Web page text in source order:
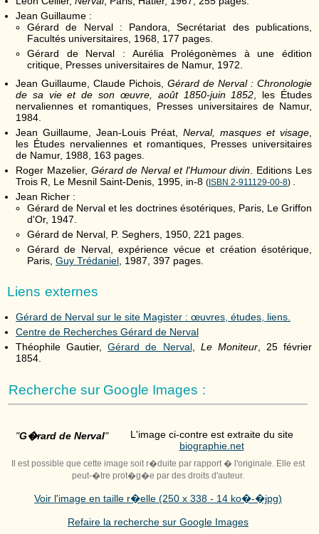
Jean Guillaume :
Gérard de Nerval : Pandora, Secrétariat des publications,
Facultés universitaires, 1968, 177 pages.
Gérard de Nerval : Aurélia Prolégonèmes à une édition
critique, Presses universitaires de Namur, 1972.
Jean Guillaume, Claude Pichois, Gérard de Nerval : Chronologie
de sa vie et de son œuvre, août 1850-juin 1852 , les Études
nervaliennes et romantiques, Presses universitaires de Namur,
1984.
Jean Guillaume, Jean-Louis Préat, Nerval, masques et visage
les Études nervaliennes et romantiques, Presses universitaires
de Namur, 1988, 163 pages.
Roger Mazelier, Gérard de Nerval et l'Humour divin . Editions Les
Trois R, Le Mesnil Saint-Denis, 1995, in-8 (ISBN 2-911129-00-8)
Jean Richer :
Gérard de Nerval et les doctrines ésotériques, Paris, Le Griffon
d'Or, 1947.
Gérard de Nerval, P. Seghers, 1950, 221 pages.
Gérard de Nerval, expérience vécue et création ésotérique,
Paris, Guy Trédaniel , 1987, 397 pages.
Liens externes
Gérard de Nerval sur le site Magister : œuvres, études, liens.
Centre de Recherches Gérard de Nerval
Théophile Gautier,Gérard de Nerval, Le Moniteur, 25 février
1854.
Recherche sur Google Images :
"G�rard de Nerval"
L'image ci-contre est extraite du site
biographie.net
Il est possible que cette image soit r�duite par rapport � l'originale. Elle est
peut-�tre prot�g�e par des droits d'auteur.
Voir l'image en taille r�elle (250 x 338 - 14 ko�-�jpg)
Refaire la recherche sur Google Images